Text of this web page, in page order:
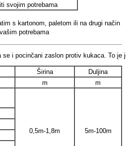
svojim potrebama
s kartonom, paletom ili na drugi način
potrebama
se i pocinčani zaslon protiv kukaca. To
Širina
Duljina
m
m
0,5m-1,8m 5m-100m